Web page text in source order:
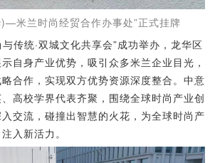
米兰时尚经贸合作办事处”正式挂牌
传统·双城文化共享会”成功举办，龙华区
自身产业优势，吸引众多米兰企业目光，
合作，实现双方优势资源深度整合。中意
高校学界代表齐聚，围绕全球时尚产业创
交流，碰撞出智慧的火花，为全球时尚产
入新活力。